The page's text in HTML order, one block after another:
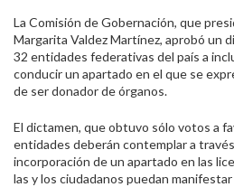
La Comisión de Gobernación, que
Margarita Valdez Martínez, aprobó un
32 entidades federativas del país a
conducir un apartado en el que se
de ser donador de órganos.
El dictamen, que obtuvo sólo votos a
entidades deberán contemplar a
incorporación de un apartado en las
las y los ciudadanos puedan